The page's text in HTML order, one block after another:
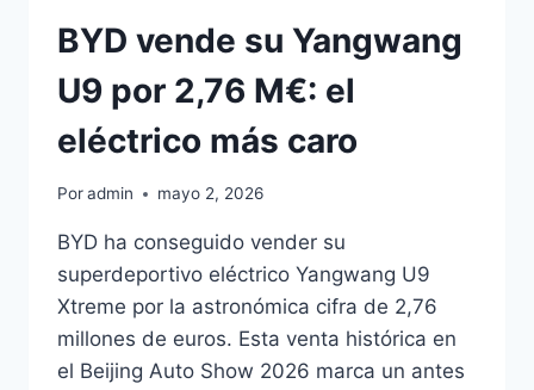
BYD vende su Yangwang
U9 por 2,76 M€: el
eléctrico más caro
Poradmin mayo 2, 2026
BYD ha conseguido vender su
superdeportivo eléctrico Yangwang U9
Xtreme por la astronómica cifra de 2,76
millones de euros. Esta venta histórica en
el Beijing Auto Show 2026 marca un antes